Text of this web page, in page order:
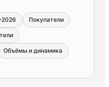
Покупатели
Объёмы и динамика